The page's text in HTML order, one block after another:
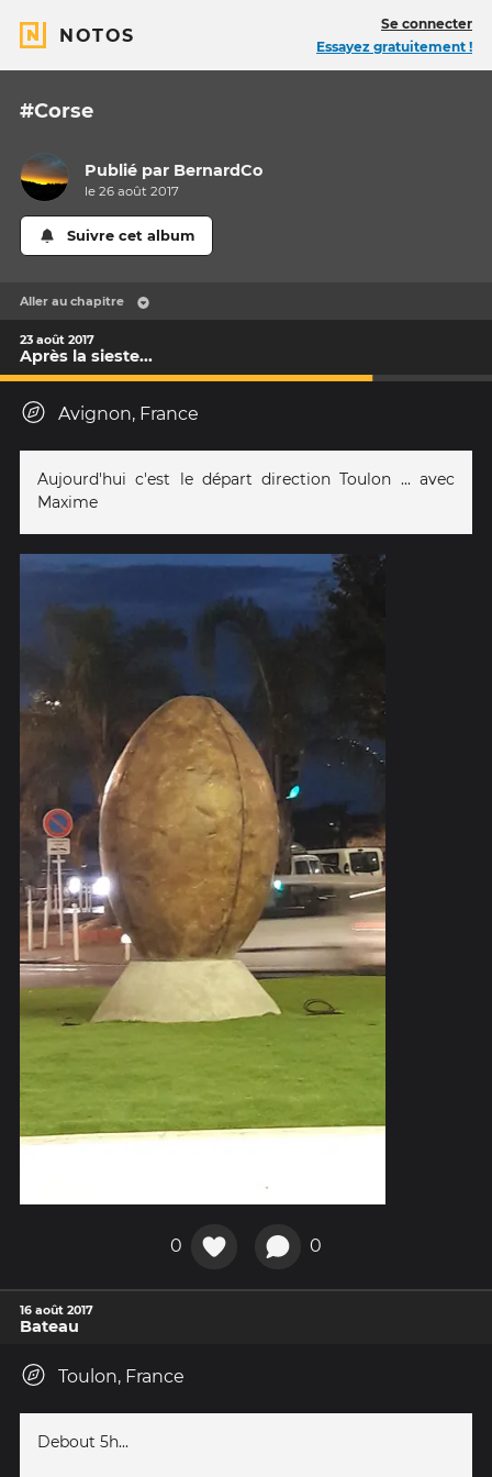
NOTOS
Se connecter
Essayez gratuitement !
#Corse
Publié par BernardCo
le 26 août 2017
Suivre cet album
Aller au chapitre
23 août 2017
Après la sieste...
Avignon, France
Aujourd'hui c'est le départ direction Toulon ... avec
Maxime
0 0
16 août 2017
Bateau
Toulon, France
Debout 5h...